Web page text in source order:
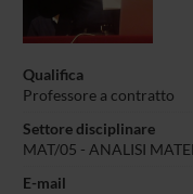
Qualifica
Professore a contratto
Settore disciplinare
MAT/05 - ANALISI
E-mail